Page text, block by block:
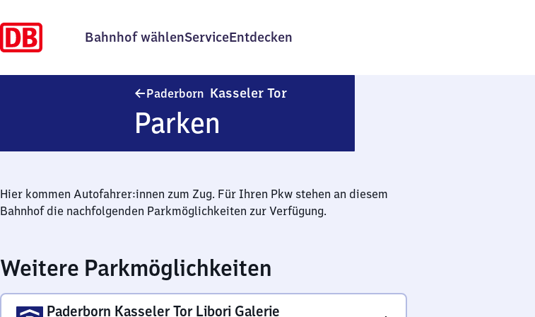
Bahnhof wählenServiceEntdecken
Paderborn Kasseler Tor
Parken
Hier kommen Autofahrer:innen zum Zug. Für Ihren Pkw stehen an diesem
Bahnhof die nachfolgenden Parkmöglichkeiten zur Verfügung.
Weitere Parkmöglichkeiten
Paderborn Kasseler Tor Libori Galerie